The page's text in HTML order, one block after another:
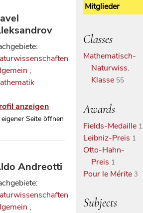
,
anzeigen
eigener Seite öffnen
Andreotti
,
Mitglieder
Classes
Mathematisch-
Naturwiss.
Klasse 55
Awards
Fields-Medaille 1
Leibniz-Preis 1
Otto-Hahn-
Preis 1
Pour le Mérite 3
Subjects